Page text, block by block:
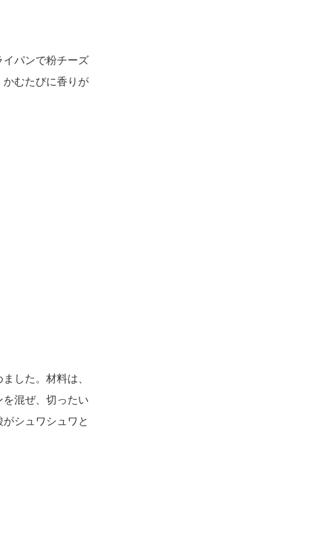
パンで粉チーズ
むたびに香りが
した。材料は、
混ぜ、切ったい
シュワシュワと